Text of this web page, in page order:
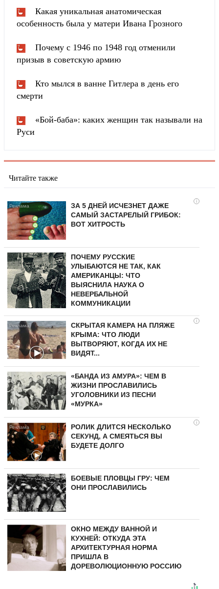
Какая уникальная анатомическая
особенность была у матери Ивана Грозного
Почему с 1946 по 1948 год отменили
призыв в советскую армию
Кто мылся в ванне Гитлера в день его
смерти
«Бой-баба»: каких женщин так называли на
Руси
Читайте также
i
ЗА 5 ДНЕЙ ИСЧЕЗНЕТ ДАЖЕ
САМЫЙ ЗАСТАРЕЛЫЙ ГРИБОК:
ВОТ ХИТРОСТЬ
ПОЧЕМУ РУССКИЕ
УЛЫБАЮТСЯ НЕ ТАК, КАК
АМЕРИКАНЦЫ: ЧТО
ВЫЯСНИЛА НАУКА О
НЕВЕРБАЛЬНОЙ
КОММУНИКАЦИИ
i
СКРЫТАЯ КАМЕРА НА ПЛЯЖЕ
КРЫМА: ЧТО ЛЮДИ
ВЫТВОРЯЮТ, КОГДА ИХ НЕ
ВИДЯТ...
«БАНДА ИЗ АМУРА»: ЧЕМ В
ЖИЗНИ ПРОСЛАВИЛИСЬ
УГОЛОВНИКИ ИЗ ПЕСНИ
«МУРКА»
i
РОЛИК ДЛИТСЯ НЕСКОЛЬКО
СЕКУНД, А СМЕЯТЬСЯ ВЫ
БУДЕТЕ ДОЛГО
БОЕВЫЕ ПЛОВЦЫ ГРУ: ЧЕМ
ОНИ ПРОСЛАВИЛИСЬ
ОКНО МЕЖДУ ВАННОЙ И
КУХНЕЙ: ОТКУДА ЭТА
АРХИТЕКТУРНАЯ НОРМА
ПРИШЛА В
ДОРЕВОЛЮЦИОННУЮ РОССИЮ